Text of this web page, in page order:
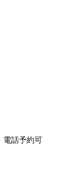
電話予約可